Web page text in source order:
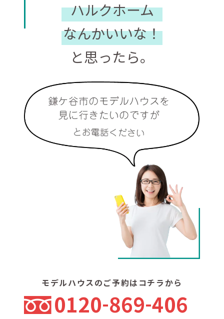
ハルクホーム
なんかいいな！
と思ったら。
モデルハウスのご予約はコチラから
0120 869 406